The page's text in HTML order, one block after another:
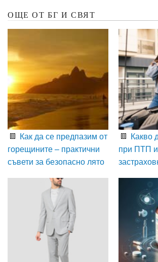
ОЩЕ ОТ БГ И СВЯТ
Как да се предпазим от
горещините – практични
съвети за безопасно лято
Какво
при ПТП